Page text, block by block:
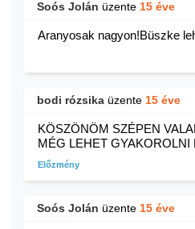
Soós Jolán üzente 15 éve
Aranyosak nagyon!Büszke
bodi rózsika üzente 15 éve
KÖSZÖNÖM SZÉPEN
MÉG LEHET GYAKOROLNI
Előzmény
Soós Jolán üzente 15 éve